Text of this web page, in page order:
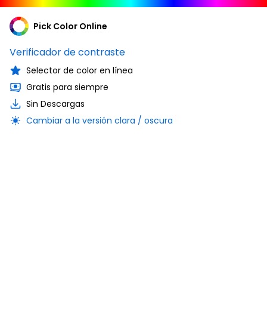
Pick Color Online
Verificador de contraste
Selector de color en línea
Gratis para siempre
Sin Descargas
Cambiar a la versión clara / oscura